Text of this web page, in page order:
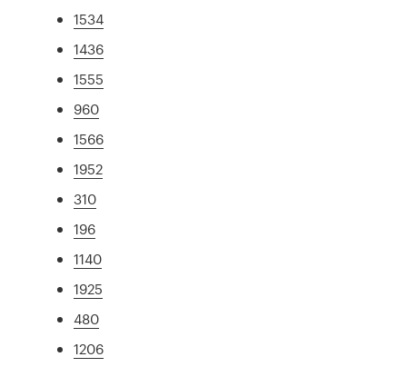
1534
1436
1555
960
1566
1952
310
196
1140
1925
480
1206